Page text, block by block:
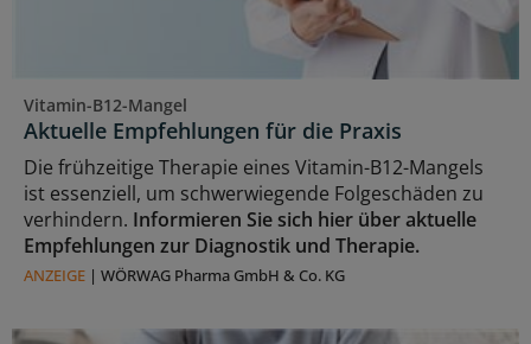
Vitamin-B12-Mangel
Aktuelle Empfehlungen für die Praxis
Die frühzeitige Therapie eines Vitamin-B12-Mangels
ist essenziell, um schwerwiegende Folgeschäden zu
verhindern. Informieren Sie sich hier über aktuelle
Empfehlungen zur Diagnostik und Therapie.
ANZEIGE | WÖRWAG Pharma GmbH & Co. KG